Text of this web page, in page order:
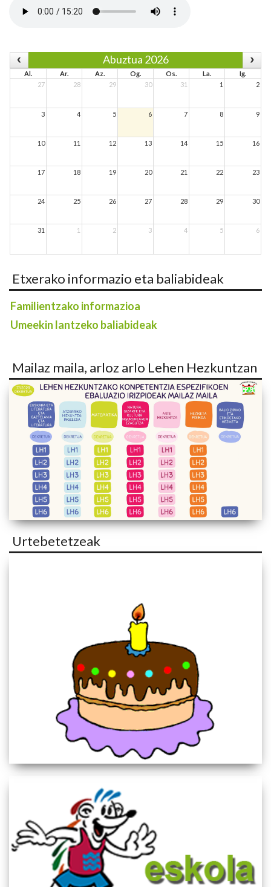
Abuztua 2026
Al. Ar. Az. Og. Os. La.
Ig.
27
28 29 30 31 1 2
3 4 5 6 7 8 9
10 11 12 13 14 15 16
17 18 19 20 21 22 23
24 25 26 27 28 29 30
31 1 2 3 4 5 6
Etxerako informazio eta baliabideak
Familientzako informazioa
Umeekin lantzeko baliabideak
Mailaz maila, arloz arlo Lehen Hezkuntzan
Urtebetetzeak